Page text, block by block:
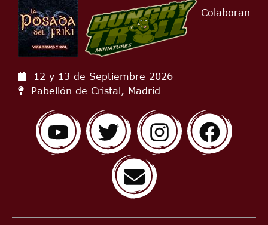
Colaboran
12 y 13 de Septiembre 2026
Pabellón de Cristal, Madrid